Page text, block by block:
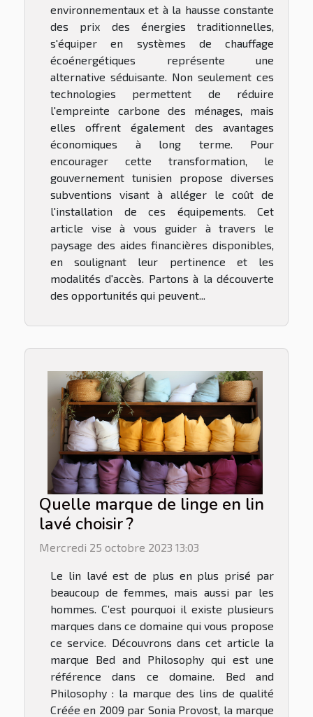
environnementaux et à la hausse constante
des prix des énergies traditionnelles,
s'équiper en systèmes de chauffage
écoénergétiques représente une
alternative séduisante. Non seulement ces
technologies permettent de réduire
l'empreinte carbone des ménages, mais
elles offrent également des avantages
économiques à long terme. Pour
encourager cette transformation, le
gouvernement tunisien propose diverses
subventions visant à alléger le coût de
l'installation de ces équipements. Cet
article vise à vous guider à travers le
paysage des aides financières disponibles,
en soulignant leur pertinence et les
modalités d'accès. Partons à la découverte
des opportunités qui peuvent...
Quelle marque de linge en lin
lavé choisir ?
Mercredi 25 octobre 2023 13:03
Le lin lavé est de plus en plus prisé par
beaucoup de femmes, mais aussi par les
hommes. C’est pourquoi il existe plusieurs
marques dans ce domaine qui vous propose
ce service. Découvrons dans cet article la
marque Bed and Philosophy qui est une
référence dans ce domaine. Bed and
Philosophy : la marque des lins de qualité
Créée en 2009 par Sonia Provost, la marque